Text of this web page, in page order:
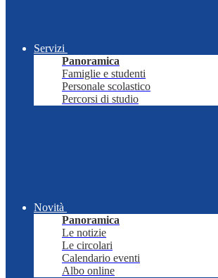
Servizi
Panoramica
Famiglie e studenti
Personale scolastico
Percorsi di studio
Novità
Panoramica
Le notizie
Le circolari
Calendario eventi
Albo online